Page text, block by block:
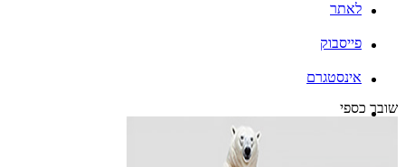
לאתר
פייסבוק
אינסטגרם
שובר כספי